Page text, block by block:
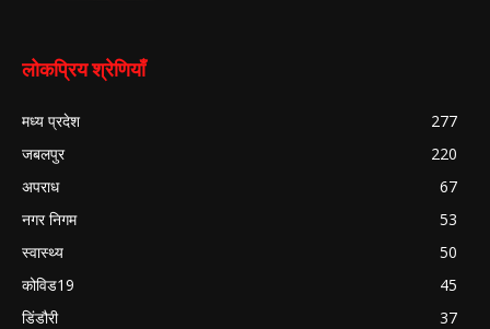
लोकप्रिय श्रेणियाँ
मध्य प्रदेश
277
जबलपुर
220
अपराध
67
नगर निगम
53
स्वास्थ्य
50
कोविड19
45
डिंडौरी
37